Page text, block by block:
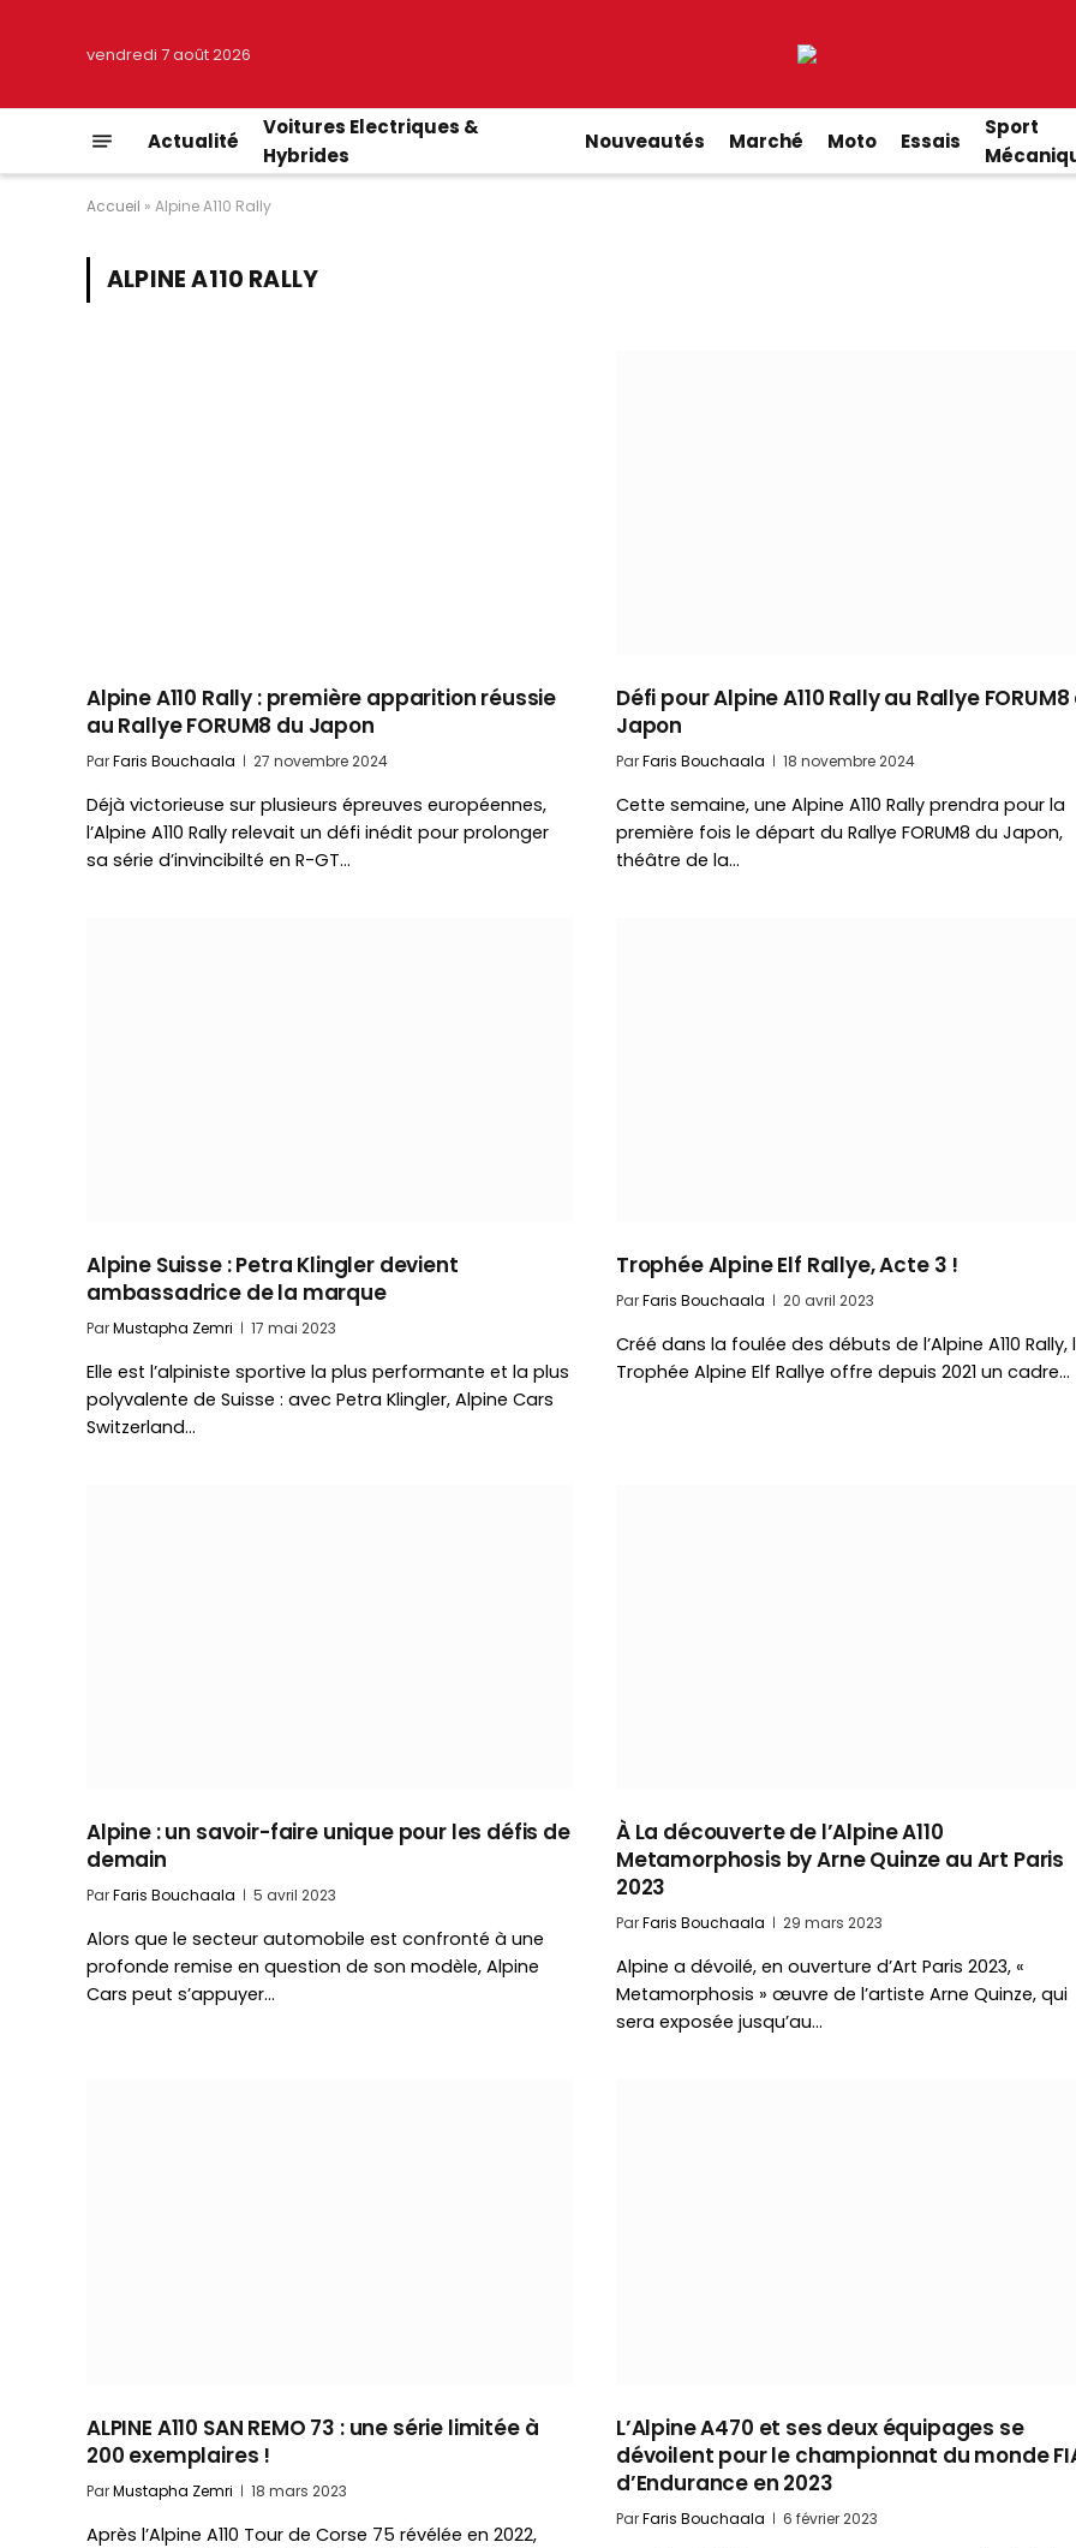
vendredi 7 août 2026
Actualité
Voitures Electriques &
Hybrides
Nouveautés Marché Moto Essais
Sport
Accueil » Alpine A110 Rally
ALPINE A110 RALLY
Alpine A110 Rally : première apparition réussie
au Rallye FORUM8 du Japon
ParFaris Bouchaala 27 novembre 2024
Déjà victorieuse sur plusieurs épreuves européennes,
l’Alpine A110 Rally relevait un défi inédit pour prolonger
sa série d’invincibilté en R-GT…
Défi pour Alpine A110 Rally au Rallye
Japon
ParFaris Bouchaala 18 novembre 2024
Cette semaine, une Alpine A110 Rally prendra pour la
première fois le départ du Rallye FORUM8 du Japon,
théâtre de la…
Alpine Suisse : Petra Klingler devient
ambassadrice de la marque
ParMustapha Zemri 17 mai 2023
Elle est l’alpiniste sportive la plus performante et la plus
polyvalente de Suisse : avec Petra Klingler, Alpine Cars
Switzerland…
Trophée Alpine Elf Rallye, Acte 3 !
ParFaris Bouchaala 20 avril 2023
Créé dans la foulée des débuts de l’Alpine A110 Rally,
Trophée Alpine Elf Rallye offre depuis 2021 un cadre…
Alpine : un savoir-faire unique pour les défis de
demain
ParFaris Bouchaala 5 avril 2023
Alors que le secteur automobile est confronté à une
profonde remise en question de son modèle, Alpine
Cars peut s’appuyer…
À La découverte de l’Alpine A110
Metamorphosis by Arne Quinze au Art Paris
2023
ParFaris Bouchaala 29 mars 2023
Alpine a dévoilé, en ouverture d’Art Paris 2023, «
Metamorphosis » œuvre de l’artiste Arne Quinze, qui
sera exposée jusqu’au…
ALPINE A110 SAN REMO 73 : une série limitée à
200 exemplaires !
ParMustapha Zemri 18 mars 2023
Après l’Alpine A110 Tour de Corse 75 révélée en 2022,
L’Alpine A470 et ses deux équipages se
dévoilent pour le championnat du monde
d’Endurance en 2023
ParFaris Bouchaala 6 février 2023